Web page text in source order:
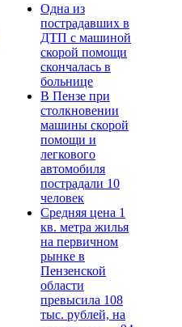
Одна из
пострадавших в
ДТП с машиной
скорой помощи
скончалась в
больнице
В Пензе при
столкновении
машины скорой
помощи и
легкового
автомобиля
пострадали 10
человек
Средняя цена 1
кв. метра жилья
на первичном
рынке в
Пензенской
области
превысила 108
тыс. рублей, на